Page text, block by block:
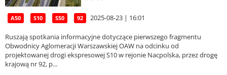
A50 S10 S50 92 2025-08-23 | 16:01
Ruszają spotkania informacyjne dotyczące pierwszego fragmentu
Obwodnicy Aglomeracji Warszawskiej OAW na odcinku od
projektowanej drogi ekspresowej S10 w rejonie Nacpolska, przez drogę
krajową nr 92, p...